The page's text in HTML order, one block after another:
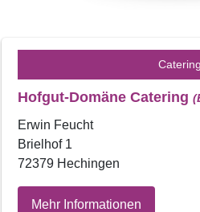
Catering
Hofgut-Domäne Catering
Erwin Feucht
Brielhof 1
72379 Hechingen
Mehr Informationen